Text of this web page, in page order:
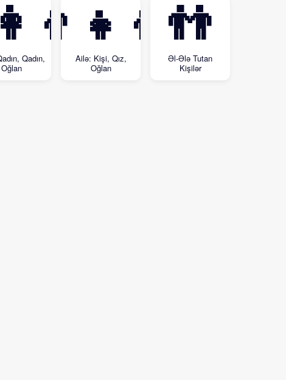
Qadın,
Oğlan
👨‍👧‍👦
Ailə: Kişi, Qız,
Oğlan
👬
Əl-Ələ Tutan
Kişilər